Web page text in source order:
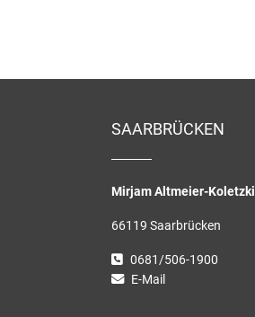
SAARBRÜCKEN
Mirjam Altmeier-Koletzki
66119 Saarbrücken
0681/506-1900
E-Mail